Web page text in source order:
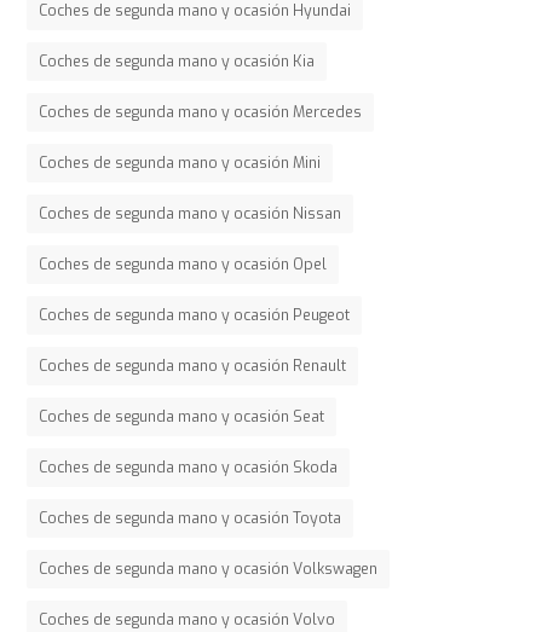
Coches de segunda mano y ocasión Hyundai
Coches de segunda mano y ocasión Kia
Coches de segunda mano y ocasión Mercedes
Coches de segunda mano y ocasión Mini
Coches de segunda mano y ocasión Nissan
Coches de segunda mano y ocasión Opel
Coches de segunda mano y ocasión Peugeot
Coches de segunda mano y ocasión Renault
Coches de segunda mano y ocasión Seat
Coches de segunda mano y ocasión Skoda
Coches de segunda mano y ocasión Toyota
Coches de segunda mano y ocasión Volkswagen
Coches de segunda mano y ocasión Volvo